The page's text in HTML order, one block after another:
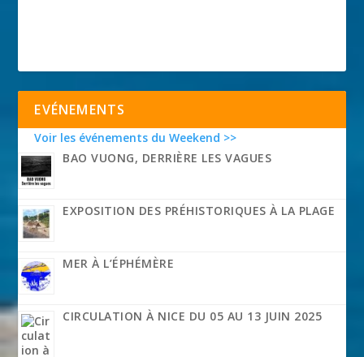
EVÉNEMENTS
Voir les événements du Weekend >>
BAO VUONG, DERRIÈRE LES VAGUES
EXPOSITION DES PRÉHISTORIQUES À LA PLAGE
MER À L’ÉPHÉMÈRE
CIRCULATION À NICE DU 05 AU 13 JUIN 2025